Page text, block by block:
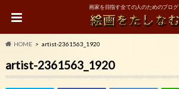
画家を目指す全ての人のためのブログ
HOME artist-2361563_1920
artist-2361563_1920